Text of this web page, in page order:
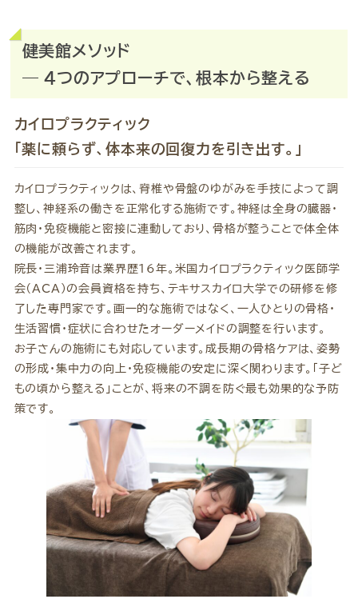
健美館メソッド
― 4つのアプローチで、根本から整える
カイロプラクティック
「薬に頼らず、体本来の回復力を引き出す。」
カイロプラクティックは、脊椎や骨盤のゆがみを手技によって調
整し、神経系の働きを正常化する施術です。神経は全身の臓器・
筋肉・免疫機能と密接に連動しており、骨格が整うことで体全体
の機能が改善されます。
院長・三浦玲音は業界歴16年。米国カイロプラクティック医師学
会（ACA）の会員資格を持ち、テキサスカイロ大学での研修を修
了した専門家です。画一的な施術ではなく、一人ひとりの骨格・
生活習慣・症状に合わせたオーダーメイドの調整を行います。
お子さんの施術にも対応しています。成長期の骨格ケアは、姿勢
の形成・集中力の向上・免疫機能の安定に深く関わります。「子ど
もの頃から整える」ことが、将来の不調を防ぐ最も効果的な予防
策です。